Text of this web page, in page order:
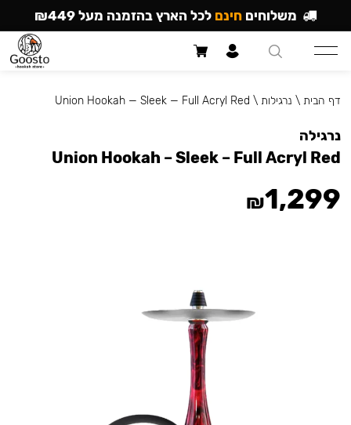
דף הבית \ נרגילות \
Union Hookah — Sleek — Full Acryl Red
נרגילה
Union Hookah – Sleek – Full Acryl Red
₪1,299
משלוחים חינם לכל הארץ בהזמנה מעל ₪449